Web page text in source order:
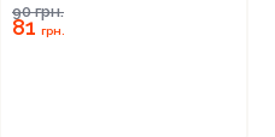
90грн.
81 грн.